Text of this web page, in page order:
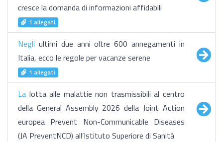
cresce la domanda di informazioni affidabili
1 allegati
Negli ultimi due anni oltre 600 annegamenti in
Italia, ecco le regole per vacanze serene
1 allegati
La lotta alle malattie non trasmissibili al centro
della General Assembly 2026 della Joint Action
europea Prevent Non-Communicable Diseases
(JA PreventNCD) all’Istituto Superiore di Sanità